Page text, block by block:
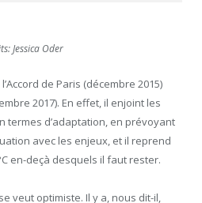
Jessica Oder
de Paris (décembre 2015)
2017). En effet, il enjoint les
termes d’adaptation, en prévoyant
avec les enjeux, et il reprend
en-deçà desquels il faut rester.
veut optimiste. Il y a, nous dit-il,